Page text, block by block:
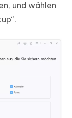
und wählen